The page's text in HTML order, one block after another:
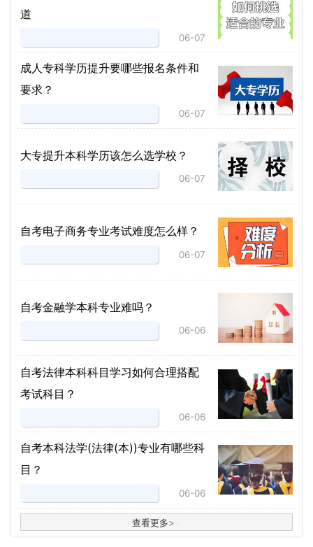
道
06-07
成人专科学历提升要哪些报名条件和
要求？
06-07
大专提升本科学历该怎么选学校？
06-07
自考电子商务专业考试难度怎么样？
06-07
自考金融学本科专业难吗？
06-06
自考法律本科科目学习如何合理搭配
考试科目？
06-06
​自考本科法学(法律(本))专业有哪些科
目？
06-06
查看更多>